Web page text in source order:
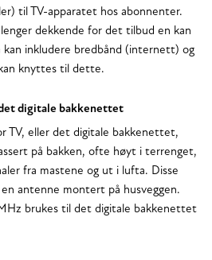
til TV-apparatet hos abonnenter.
dekkende for det tilbud en kan
kan inkludere bredbånd (internett) og
knyttes til dette.
digitale bakkenettet
TV, eller det digitale bakkenettet,
på bakken, ofte høyt i terrenget,
fra mastene og ut i lufta. Disse
antenne montert på husveggen.
brukes til det digitale bakkenettet